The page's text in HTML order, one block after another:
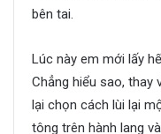
bên tai.
Lúc này em mới lấy
Chẳng hiểu sao, thay
lại chọn cách lùi lại
tông trên hành lang